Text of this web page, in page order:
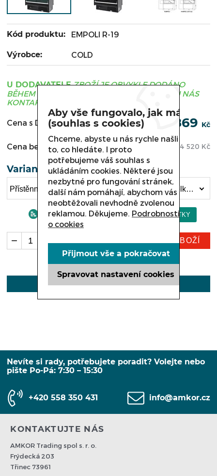
Kód produktu: EMPOLI R-19
Výrobce: COLD
U DODAVATELE ZBOŽÍ JE OBVYKLE DODÁNO
BĚHEM 3 - 21 DNÍ, PRO UPŘESNĚNÍ TERMÍNU NÁS
KONTAKTUJTE.
Cena s DPH: 174 869 Kč
Cena bez DPH: 144 520 Kč
Varianta
Přístěnná chladicí vitrína COLD EMPOLI, R-19 délka 1900 mm (174 869 Kč)
KOUPIT ZBOŽÍ
POPIS
Nevíte si rady, potřebujete poradit? Volejte nebo
pište Po-Pá: 7:30 – 15:30
+420 558 350 431 info@amkor.cz
KONTAKTUJTE NÁS
AMKOR Trading spol s. r. o.
Frýdecká 203
Třinec 73961
Aby vše fungovalo, jak má
(souhlas s cookies)
Chceme, abyste u nás rychle našli
to, co hledáte. I proto
potřebujeme váš souhlas s
ukládáním cookies. Některé jsou
nezbytné pro fungování stránek,
další nám pomáhají, abychom vás
neobtěžovali nevhodně zvolenou
reklamou. Děkujeme. Podrobnosti
o cookies
Spravovat nastavení cookies
Přijmout vše a pokračovat